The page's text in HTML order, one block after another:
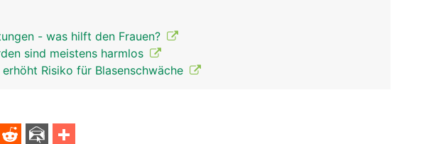
- was hilft den Frauen?
sind meistens harmlos
Risiko für Blasenschwäche